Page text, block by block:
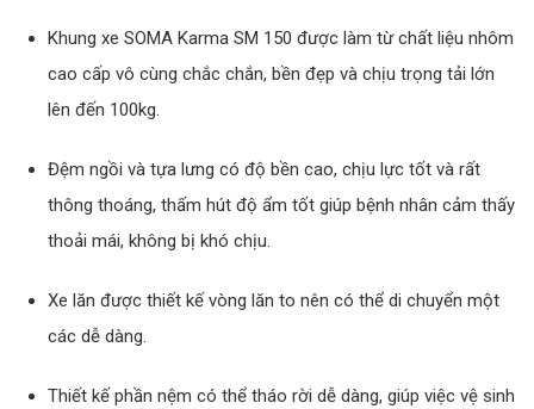
Khung xe SOMA Karma SM 150 được làm từ chất liệu nhôm
cao cấp vô cùng chắc chắn, bền đẹp và chịu trọng tải lớn
lên đến 100kg.
Đệm ngồi và tựa lưng có độ bền cao, chịu lực tốt và rất
thông thoáng, thấm hút độ ẩm tốt giúp bệnh nhân cảm thấy
thoải mái, không bị khó chịu.
Xe lăn được thiết kế vòng lăn to nên có thể di chuyển một
các dễ dàng.
Thiết kế phần nệm có thể tháo rời dễ dàng, giúp việc vệ sinh